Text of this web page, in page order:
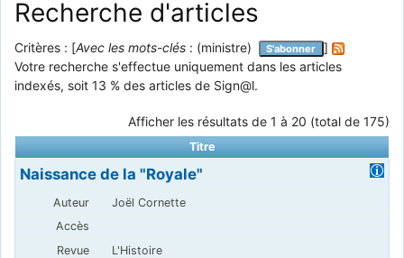
Recherche d'articles
Critères : [Avec les mots-clés : (ministre) S'abonner
]
Votre recherche s'effectue uniquement dans les articles
indexés, soit 13 % des articles de Sign@l.
Afficher les résultats de 1 à 20 (total de 175)
Titre
Naissance de la "Royale"
Joël Cornette
L'Histoire